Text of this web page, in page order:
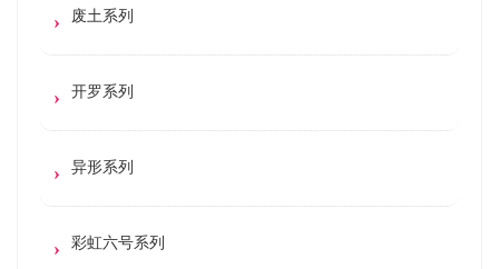
废土系列
开罗系列
异形系列
彩虹六号系列